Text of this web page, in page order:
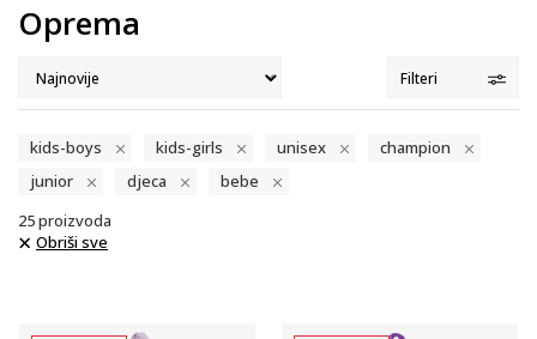
Oprema
Filteri
kids-boys kids-girls unisex
champion
junior
djeca
bebe
25proizvoda
Obriši sve